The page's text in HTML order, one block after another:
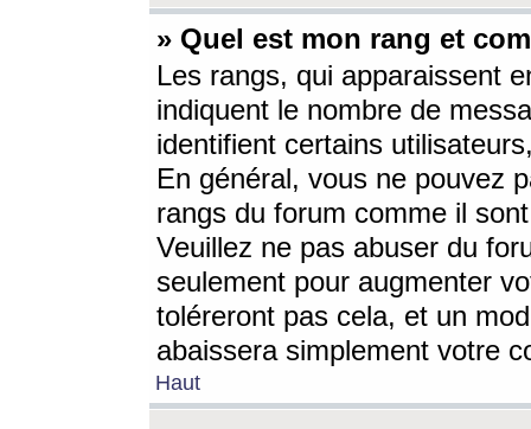
» Quel est mon rang et
Les rangs, qui apparaissent
indiquent le nombre de
identifient certains
En général, vous ne pouvez
rangs du forum comme il
Veuillez ne pas abuser du
seulement pour augmenter
toléreront pas cela, et un
abaissera simplement votre
Haut